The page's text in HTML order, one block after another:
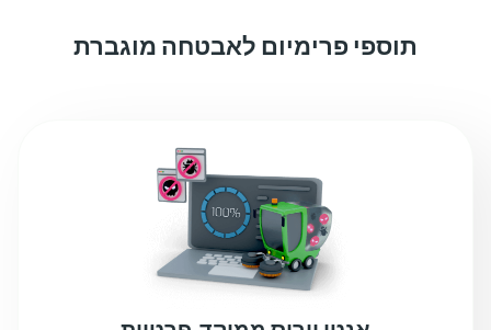
תוספי פרימיום לאבטחה מוגברת